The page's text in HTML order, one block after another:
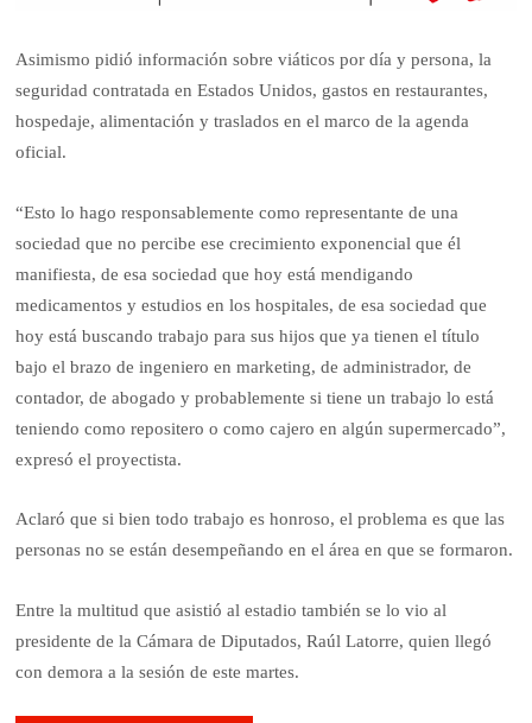
Asimismo pidió información sobre viáticos por día y persona, la
seguridad contratada en Estados Unidos, gastos en restaurantes,
hospedaje, alimentación y traslados en el marco de la agenda
oficial.
“Esto lo hago responsablemente como representante de una
sociedad que no percibe ese crecimiento exponencial que él
manifiesta, de esa sociedad que hoy está mendigando
medicamentos y estudios en los hospitales, de esa sociedad que
hoy está buscando trabajo para sus hijos que ya tienen el título
bajo el brazo de ingeniero en marketing, de administrador, de
contador, de abogado y probablemente si tiene un trabajo lo está
teniendo como repositero o como cajero en algún supermercado”,
expresó el proyectista.
Aclaró que si bien todo trabajo es honroso, el problema es que las
personas no se están desempeñando en el área en que se formaron.
Entre la multitud que asistió al estadio también se lo vio al
presidente de la Cámara de Diputados, Raúl Latorre, quien llegó
con demora a la sesión de este martes.